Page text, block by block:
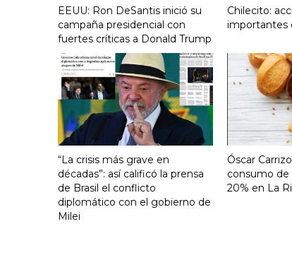
EEUU: Ron DeSantis inició su
campaña presidencial con
fuertes críticas a Donald Trump
Chilecito:
importantes
“La crisis más grave en
décadas”: así calificó la prensa
de Brasil el conflicto
diplomático con el gobierno de
Milei
Óscar
consumo de
20% en La